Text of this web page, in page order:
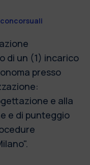
di un (1) incarico
presso
e alla
e di punteggio